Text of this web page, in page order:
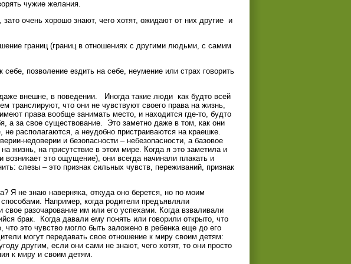
чужие желания.
очень хорошо знают, чего хотят, ожидают от них другие и
границ (границ в отношениях с другими людьми, с самим
позволение ездить на себе, неумение или страх говорить
внешне, в поведении. Иногда такие люди как будто всей
транслируют, что они не чувствуют своего права на жизнь,
права вообще занимать место, и находится где-то, будто
а за свое существование. Это заметно даже в том, как они
располагаются, а неудобно пристраиваются на краешке.
недоверии и безопасности – небезопасности, а базовое
жизнь, на присутствие в этом мире. Когда я это заметила и
это ощущение), они всегда начинали плакать и
слезы – это признак сильных чувств, переживаний, признак
Я не знаю наверняка, откуда оно берется, но по моим
Например, когда родители предъявляли
разочарование им или его успехами. Когда взваливали
брак. Когда давали ему понять или говорили открыто, что
это чувство могло быть заложено в ребенка еще до его
могут передавать свое отношение к миру своим детям:
другим, если они сами не знают, чего хотят, то они просто
к миру и своим детям.